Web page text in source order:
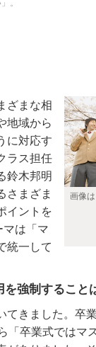
。
画像
ざまな相
地域から
に対応す
ラス担任
鈴木邦明
さまざま
イントを
マは「マ
統一して
を強制すること
きました。卒
「卒業式ではマ